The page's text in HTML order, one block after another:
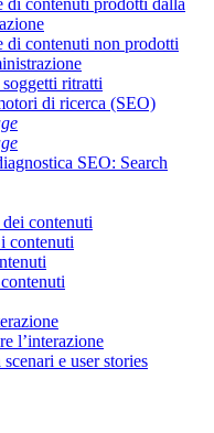
di contenuti prodotti dalla
di contenuti non prodotti
ritratti
di ricerca (SEO)
SEO: Search
contenuti
contenuti
l’interazione
e user stories